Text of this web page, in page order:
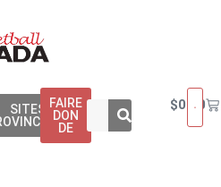
SITES
FAIRE
DON
DE
$0.00